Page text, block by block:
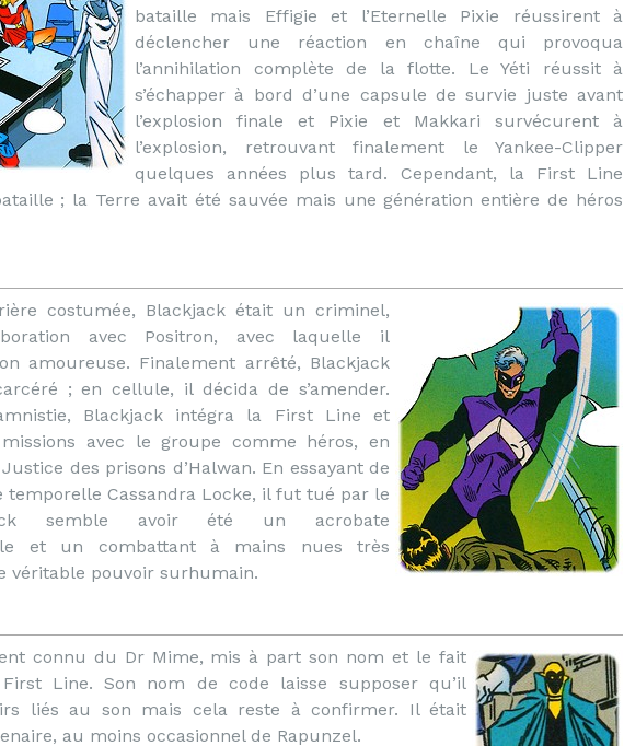
bataille mais Effigie et l’Eternelle Pixie réussirent à
déclencher une réaction en chaîne qui provoqua
l’annihilation complète de la flotte. Le Yéti réussit à
s’échapper à bord d’une capsule de survie juste avant
l’explosion finale et Pixie et Makkari survécurent à
l’explosion, retrouvant finalement le Yankee-Clipper
quelques années plus tard. Cependant, la First Line
; la Terre avait été sauvée mais une génération entière de héros
costumée, Blackjack était un criminel,
avec Positron, avec laquelle il
amoureuse. Finalement arrêté, Blackjack
; en cellule, il décida de s’amender.
Blackjack intégra la First Line et
avec le groupe comme héros, en
des prisons d’Halwan. En essayant de
temporelle Cassandra Locke, il fut tué par le
semble avoir été un acrobate
et un combattant à mains nues très
véritable pouvoir surhumain.
connu du Dr Mime, mis à part son nom et le fait
Line. Son nom de code laisse supposer qu’il
liés au son mais cela reste à confirmer. Il était
au moins occasionnel de Rapunzel.